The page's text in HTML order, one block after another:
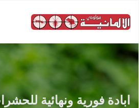
ابادة فورية ونهائية